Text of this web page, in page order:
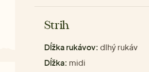
Strih
Dĺžka rukávov: dlhý rukáv
Dĺžka: midi